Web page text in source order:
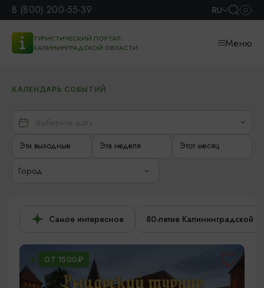
8 (800) 200-55-39 RU
ТУРИСТИЧЕСКИЙ ПОРТАЛ
КАЛИНИНГРАДСКОЙ ОБЛАСТИ
Меню
КАЛЕНДАРЬ СОБЫТИЙ
Эти выходные Эта неделя Этот месяц
Город
Самое интересное 80-летие Калининградской
ОТ 1500₽